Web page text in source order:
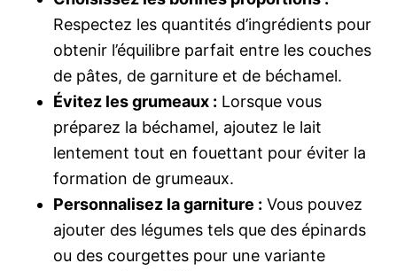
Respectez les quantités d’ingrédients pour
obtenir l’équilibre parfait entre les couches
de pâtes, de garniture et de béchamel.
Évitez les grumeaux : Lorsque vous
préparez la béchamel, ajoutez le lait
lentement tout en fouettant pour éviter la
formation de grumeaux.
Personnalisez la garniture : Vous pouvez
ajouter des légumes tels que des épinards
ou des courgettes pour une variante